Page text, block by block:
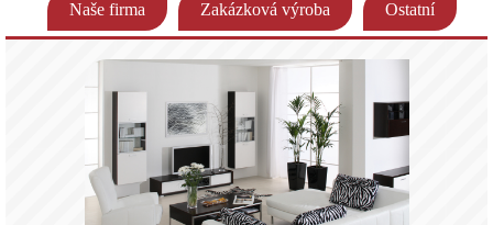
Naše firma Zakázková výroba Ostatní